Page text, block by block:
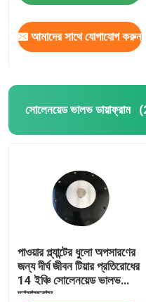
আমাদের সাথে যোগাযোগ করুন
সোলেনয়েড ভালভ ডায়াফ্রাম
পাওয়ার প্ল্যান্টের ধুলো অপসারণের
জন্য দীর্ঘ জীবন টিয়ার প্রতিরোধের
14 ইঞ্চি সোলেনয়েড ভালভ
ডায়াফ্রাম